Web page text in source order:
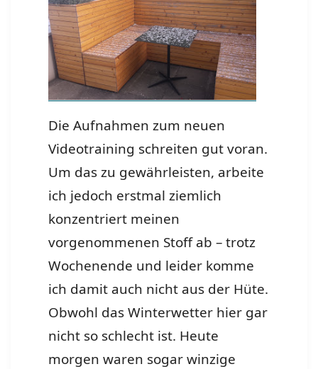
Die Aufnahmen zum neuen
Videotraining schreiten gut voran.
Um das zu gewährleisten, arbeite
ich jedoch erstmal ziemlich
konzentriert meinen
vorgenommenen Stoff ab – trotz
Wochenende und leider komme
ich damit auch nicht aus der Hüte.
Obwohl das Winterwetter hier gar
nicht so schlecht ist. Heute
morgen waren sogar winzige